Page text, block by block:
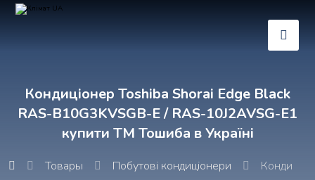
Кондиціонер Toshiba Shorai Edge Black
RAS-B10G3KVSGB-E / RAS-10J2AVSG-E1
купити ТМ Тошиба в Україні
Товары Побутові кондиціонери